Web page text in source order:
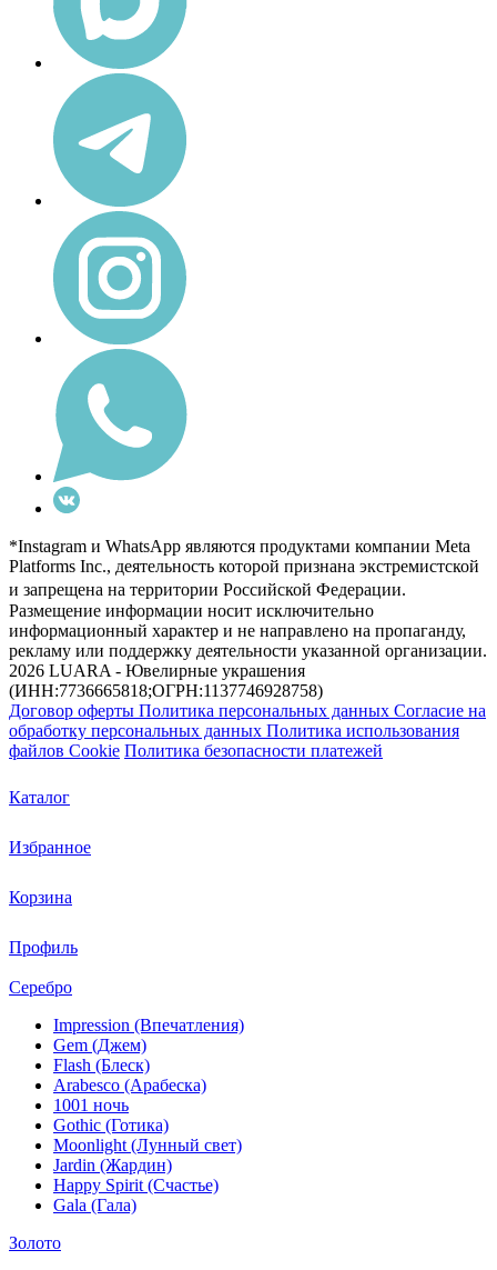
*Instagram и WhatsApp являются продуктами компании Meta
Platforms Inc., деятельность которой признана экстремистской
и запрещена на территории Российской Федерации.
Размещение информации носит исключительно
информационный характер и не направлено на пропаганду,
рекламу или поддержку деятельности указанной организации.
2026 LUARA - Ювелирные украшения
(ИНН:7736665818;ОГРН:1137746928758)
Договор оферты Политика персональных данных Согласие на
обработку персональных данных Политика использования
файлов Cookie Политика безопасности платежей
Каталог
Избранное
Корзина
Профиль
Серебро
Impression (Впечатления)
Gem (Джем)
Flash (Блеск)
Arabesco (Арабеска)
1001 ночь
Gothic (Готика)
Moonlight (Лунный свет)
Jardin (Жардин)
Happy Spirit (Счастье)
Gala (Гала)
Золото